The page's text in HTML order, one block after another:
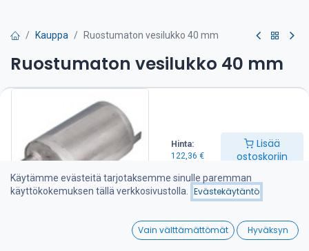
Hinta:
122,36 €
Lisää
ostoskoriin
Wishlist
Kauppa Ruostumaton vesilukko 40 mm
Ruostumaton vesilukko 40 mm
-Letkun halkaisija 40 mm
-Ø 160 mm
122,36
Käytämme evästeitä tarjotaksemme sinulle paremman
käyttökokemuksen tällä verkkosivustolla.
Evästekäytäntö
Vain välttämättömät Hyväksyn